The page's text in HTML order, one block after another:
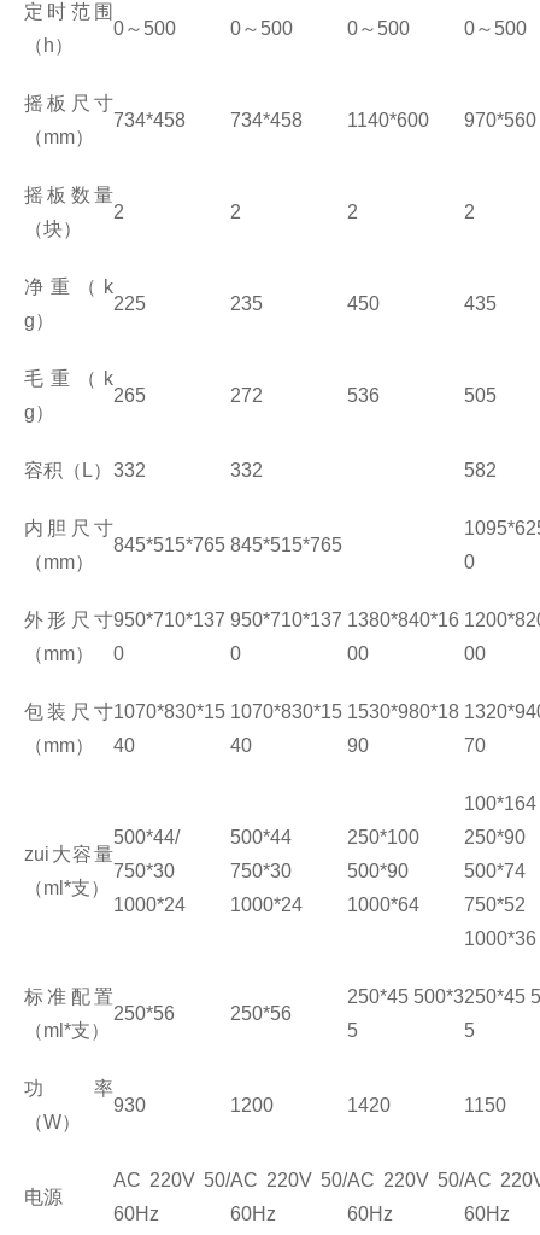
定时范围
（ h）
0～ 500 0～ 500 0～ 500 0～ 500
摇板尺寸
（mm）
734*458 734*458 1140*600 970*560
摇板数量
（块）
2 2 2 2
净重（ k
g）
225 235 450 435
毛重（ k
g）
265 272 536 505
容积（ L） 332 332 582
内胆尺寸
（mm）
845*515*765 845*515*765
0
外形尺寸
（mm）
950*710*137
0
950*710*137
0
1380*840*16
00
00
包装尺寸
（mm）
1070*830*15
40
1070*830*15
40
1530*980*18
90
70
zui大容量
（ml*支）
500*44/
750*30
1000*24
500*44
750*30
1000*24
250*100
500*90
1000*64
100*164
250*90
500*74
750*52
1000*36
标准配置
（ml*支）
250*56 250*56
250*45 500*3
5
250*45
5
功率
（W）
930 1200 1420 1150
电源
AC 220V 50/
60Hz
AC 220V 50/
60Hz
AC 220V 50/
60Hz
AC
60Hz